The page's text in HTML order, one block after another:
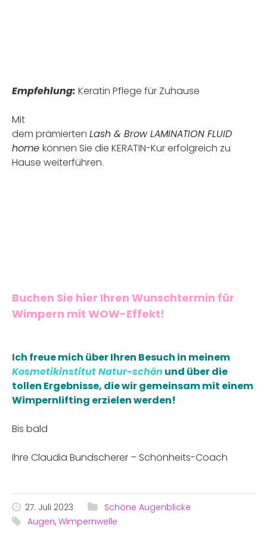
Empfehlung: Keratin Pflege für Zuhause
Mit
dem prämierten Lash & Brow LAMINATION FLUID
home können Sie die KERATIN-Kur erfolgreich zu
Hause weiterführen.
Buchen Sie hier Ihren Wunschtermin für
Wimpern mit WOW-Effekt!
Ich freue mich über Ihren Besuch in meinem
Kosmetikinstitut Natur-schön und über die
tollen Ergebnisse, die wir gemeinsam mit einem
Wimpernlifting erzielen werden!
Bis bald
Ihre Claudia Bundscherer – Schönheits-Coach
27. Juli 2023
Schöne Augenblicke
Augen, Wimpernwelle